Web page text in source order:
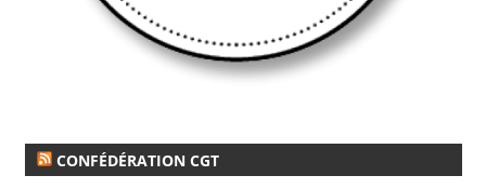
CONFÉDÉRATION CGT